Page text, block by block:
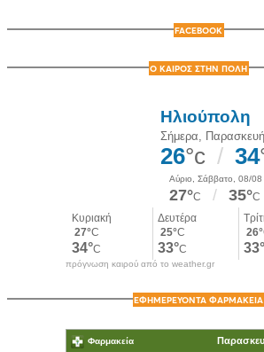
FACEBOOK
Ο ΚΑΙΡΟΣ ΣΤΗΝ ΠΟΛΗ
πρόγνωση καιρού από το weather.gr
ΕΦΗΜΕΡΕΥΟΝΤΑ ΦΑΡΜΑΚΕΙΑ